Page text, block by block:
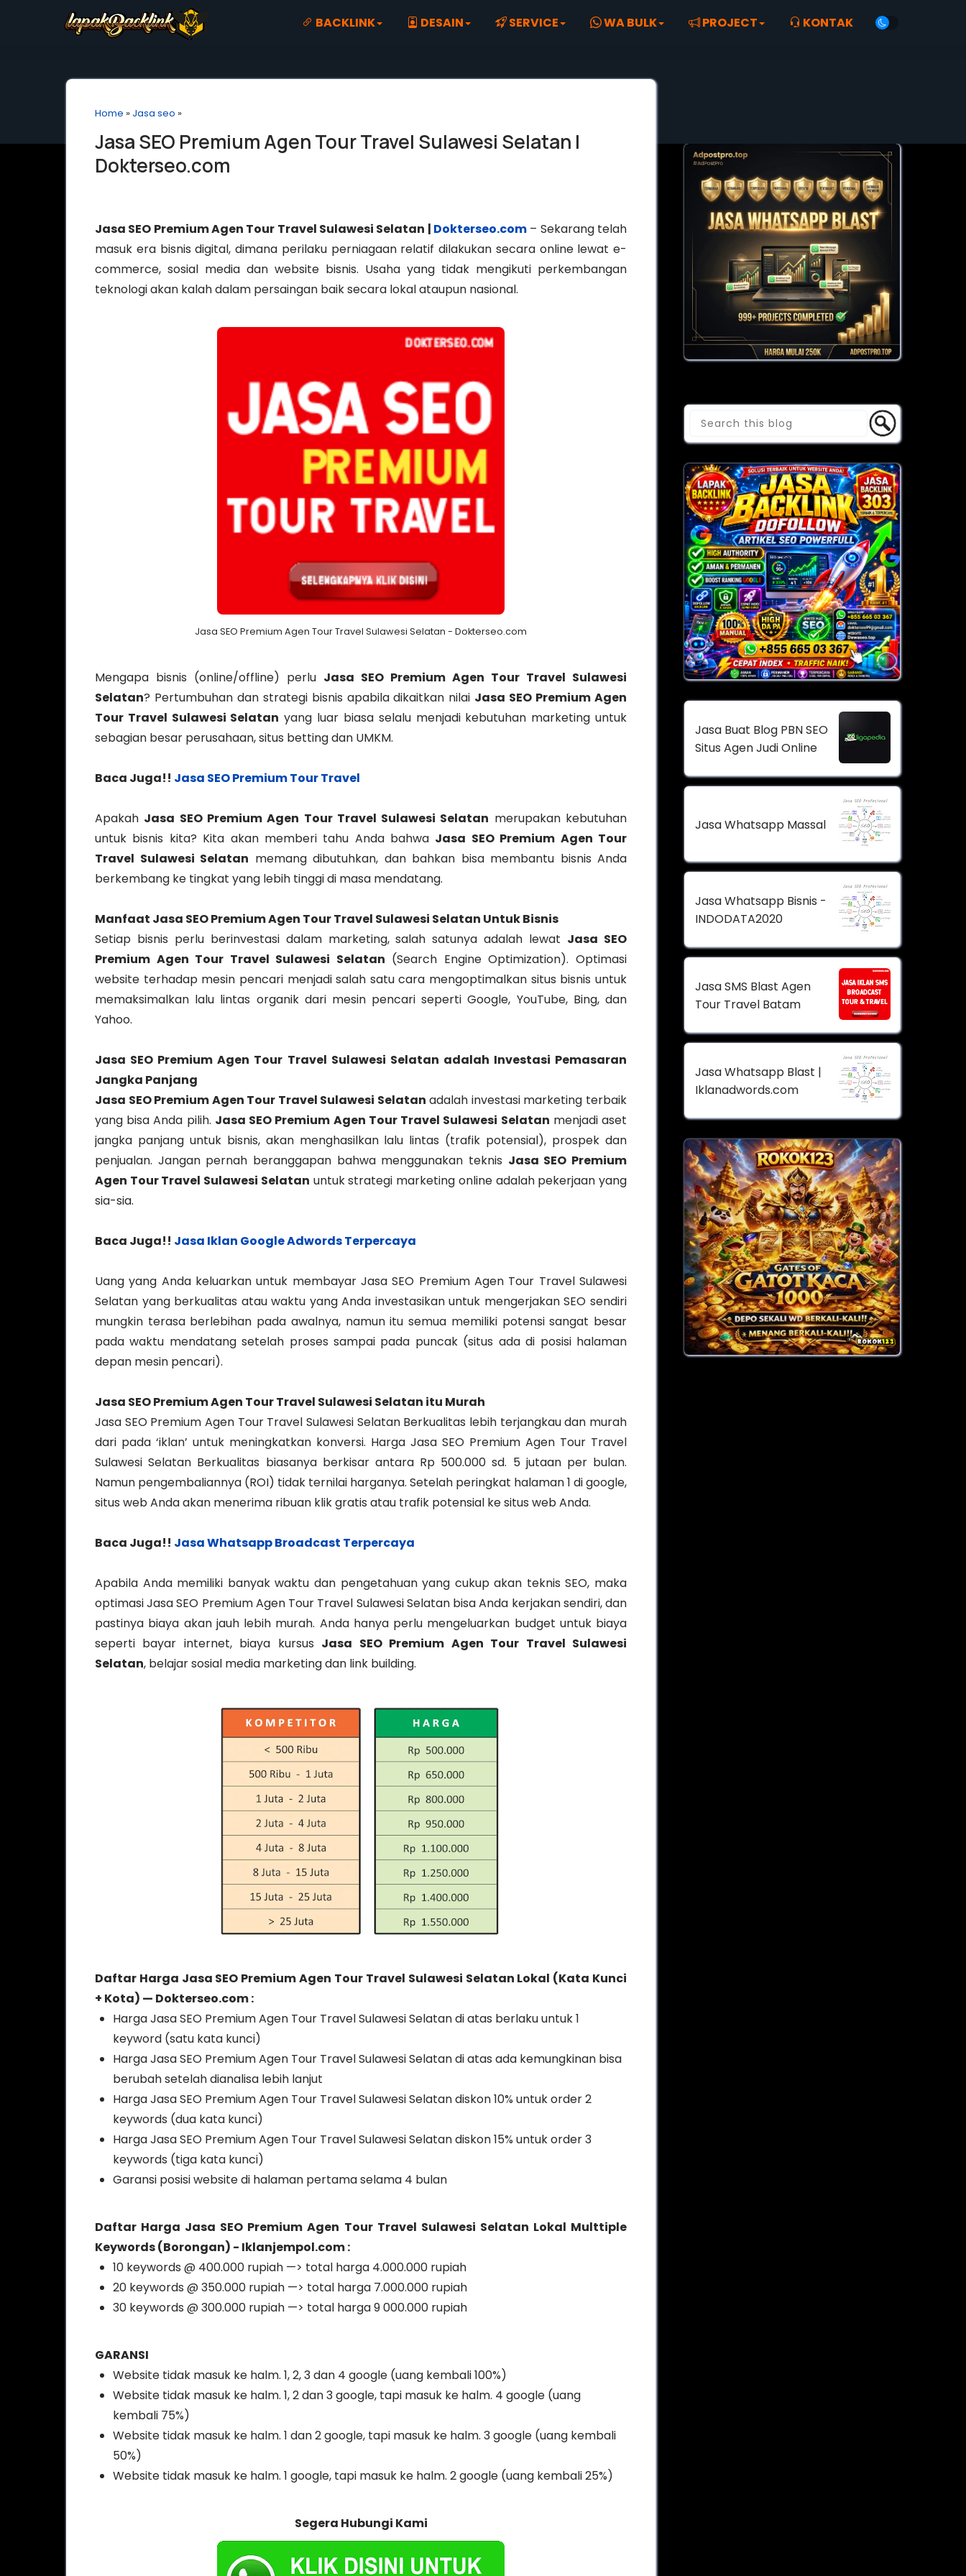
BACKLINK DESAIN SERVICE WA BULK PROJECT KONTAK
Home » Jasa seo »
Jasa SEO Premium Agen Tour Travel Sulawesi Selatan |
Dokterseo.com
Jasa SEO Premium Agen Tour Travel Sulawesi Selatan | Dokterseo.com – Sekarang telah
masuk era bisnis digital, dimana perilaku perniagaan relatif dilakukan secara online lewat e-
commerce, sosial media dan website bisnis. Usaha yang tidak mengikuti perkembangan
teknologi akan kalah dalam persaingan baik secara lokal ataupun nasional.
Jasa SEO Premium Agen Tour Travel Sulawesi Selatan - Dokterseo.com
Mengapa bisnis (online/offline) perlu Jasa SEO Premium Agen Tour Travel Sulawesi
Selatan? Pertumbuhan dan strategi bisnis apabila dikaitkan nilai Jasa SEO Premium Agen
Tour Travel Sulawesi Selatan yang luar biasa selalu menjadi kebutuhan marketing untuk
sebagian besar perusahaan, situs betting dan UMKM.
Baca Juga!! Jasa SEO Premium Tour Travel
Apakah Jasa SEO Premium Agen Tour Travel Sulawesi Selatan merupakan kebutuhan
untuk bisnis kita? Kita akan memberi tahu Anda bahwa Jasa SEO Premium Agen Tour
Travel Sulawesi Selatan memang dibutuhkan, dan bahkan bisa membantu bisnis Anda
berkembang ke tingkat yang lebih tinggi di masa mendatang.
Manfaat Jasa SEO Premium Agen Tour Travel Sulawesi Selatan Untuk Bisnis
Setiap bisnis perlu berinvestasi dalam marketing, salah satunya adalah lewat Jasa SEO
Premium Agen Tour Travel Sulawesi Selatan (Search Engine Optimization). Optimasi
website terhadap mesin pencari menjadi salah satu cara mengoptimalkan situs bisnis untuk
memaksimalkan lalu lintas organik dari mesin pencari seperti Google, YouTube, Bing, dan
Yahoo.
Jasa SEO Premium Agen Tour Travel Sulawesi Selatan adalah Investasi Pemasaran
Jangka Panjang
Jasa SEO Premium Agen Tour Travel Sulawesi Selatan adalah investasi marketing terbaik
yang bisa Anda pilih. Jasa SEO Premium Agen Tour Travel Sulawesi Selatan menjadi aset
jangka panjang untuk bisnis, akan menghasilkan lalu lintas (trafik potensial), prospek dan
penjualan. Jangan pernah beranggapan bahwa menggunakan teknis Jasa SEO Premium
Agen Tour Travel Sulawesi Selatan untuk strategi marketing online adalah pekerjaan yang
sia-sia.
Baca Juga!! Jasa Iklan Google Adwords Terpercaya
Uang yang Anda keluarkan untuk membayar Jasa SEO Premium Agen Tour Travel Sulawesi
Selatan yang berkualitas atau waktu yang Anda investasikan untuk mengerjakan SEO sendiri
mungkin terasa berlebihan pada awalnya, namun itu semua memiliki potensi sangat besar
pada waktu mendatang setelah proses sampai pada puncak (situs ada di posisi halaman
depan mesin pencari).
Jasa SEO Premium Agen Tour Travel Sulawesi Selatan itu Murah
Jasa SEO Premium Agen Tour Travel Sulawesi Selatan Berkualitas lebih terjangkau dan murah
dari pada ‘iklan’ untuk meningkatkan konversi. Harga Jasa SEO Premium Agen Tour Travel
Sulawesi Selatan Berkualitas biasanya berkisar antara Rp 500.000 sd. 5 jutaan per bulan.
Namun pengembaliannya (ROI) tidak ternilai harganya. Setelah peringkat halaman 1 di google,
situs web Anda akan menerima ribuan klik gratis atau trafik potensial ke situs web Anda.
Baca Juga!! Jasa Whatsapp Broadcast Terpercaya
Apabila Anda memiliki banyak waktu dan pengetahuan yang cukup akan teknis SEO, maka
optimasi Jasa SEO Premium Agen Tour Travel Sulawesi Selatan bisa Anda kerjakan sendiri, dan
pastinya biaya akan jauh lebih murah. Anda hanya perlu mengeluarkan budget untuk biaya
seperti bayar internet, biaya kursus Jasa SEO Premium Agen Tour Travel Sulawesi
Selatan, belajar sosial media marketing dan link building.
Daftar Harga Jasa SEO Premium Agen Tour Travel Sulawesi Selatan Lokal (Kata Kunci
+ Kota) — Dokterseo.com :
Harga Jasa SEO Premium Agen Tour Travel Sulawesi Selatan di atas berlaku untuk 1
keyword (satu kata kunci)
Harga Jasa SEO Premium Agen Tour Travel Sulawesi Selatan di atas ada kemungkinan bisa
berubah setelah dianalisa lebih lanjut
Harga Jasa SEO Premium Agen Tour Travel Sulawesi Selatan diskon 10% untuk order 2
keywords (dua kata kunci)
Harga Jasa SEO Premium Agen Tour Travel Sulawesi Selatan diskon 15% untuk order 3
keywords (tiga kata kunci)
Garansi posisi website di halaman pertama selama 4 bulan
Daftar Harga Jasa SEO Premium Agen Tour Travel Sulawesi Selatan Lokal Multtiple
Keywords (Borongan) - Iklanjempol.com :
10 keywords @ 400.000 rupiah —> total harga 4.000.000 rupiah
20 keywords @ 350.000 rupiah —> total harga 7.000.000 rupiah
30 keywords @ 300.000 rupiah —> total harga 9 000.000 rupiah
GARANSI
Website tidak masuk ke halm. 1, 2, 3 dan 4 google (uang kembali 100%)
Website tidak masuk ke halm. 1, 2 dan 3 google, tapi masuk ke halm. 4 google (uang
kembali 75%)
Website tidak masuk ke halm. 1 dan 2 google, tapi masuk ke halm. 3 google (uang kembali
50%)
Website tidak masuk ke halm. 1 google, tapi masuk ke halm. 2 google (uang kembali 25%)
Segera Hubungi Kami
Jasa Buat Blog PBN SEO
Situs Agen Judi Online
Jasa Whatsapp Massal
Jasa Whatsapp Bisnis -
INDODATA2020
Jasa SMS Blast Agen
Tour Travel Batam
Jasa Whatsapp Blast |
Iklanadwords.com